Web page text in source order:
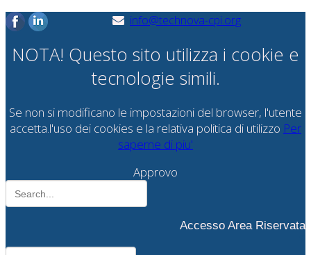
info@technova-cpi.org
NOTA! Questo sito utilizza i cookie e
tecnologie simili.
Se non si modificano le impostazioni del browser, l'utente
accetta.l'uso dei cookies e la relativa politica di utilizzo Per
saperne di piu'
Approvo
Accesso Area Riservata